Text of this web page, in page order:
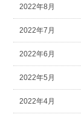
2022年8月
2022年7月
2022年6月
2022年5月
2022年4月